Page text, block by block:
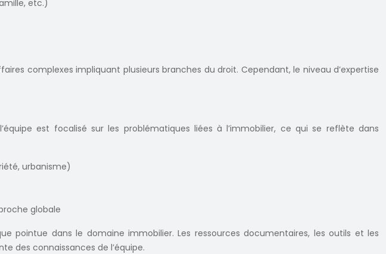
etc.)
complexes impliquant plusieurs branches du droit. Cependant, le niveau d’expertise
est focalisé sur les problématiques liées à l’immobilier, ce qui se reflète dans
urbanisme)
globale
dans le domaine immobilier. Les ressources documentaires, les outils et les
des connaissances de l’équipe.